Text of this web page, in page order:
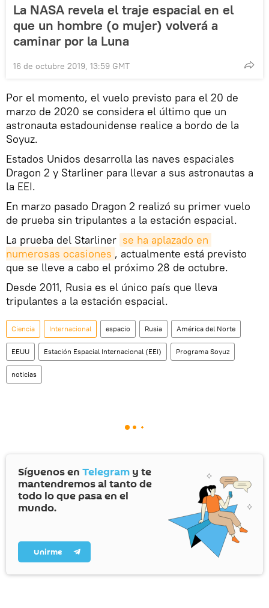
La NASA revela el traje espacial en el
que un hombre (o mujer) volverá a
caminar por la Luna
16 de octubre 2019, 13:59 GMT
Por el momento, el vuelo previsto para el 20 de
marzo de 2020 se considera el último que un
astronauta estadounidense realice a bordo de la
Soyuz.
Estados Unidos desarrolla las naves espaciales
Dragon 2 y Starliner para llevar a sus astronautas a
la EEI.
En marzo pasado Dragon 2 realizó su primer vuelo
de prueba sin tripulantes a la estación espacial.
La prueba del Starliner se ha aplazado en
numerosas ocasiones , actualmente está previsto
que se lleve a cabo el próximo 28 de octubre.
Desde 2011, Rusia es el único país que lleva
tripulantes a la estación espacial.
Ciencia Internacional espacio Rusia América del Norte
EEUU Estación Espacial Internacional (EEI) Programa Soyuz
noticias
Síguenos en Telegram y te
mantendremos al tanto de
todo lo que pasa en el
mundo.
Unirme